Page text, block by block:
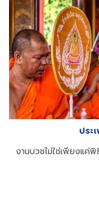
ประ
งานบวชไม่ใช่เพียงแค่พิ